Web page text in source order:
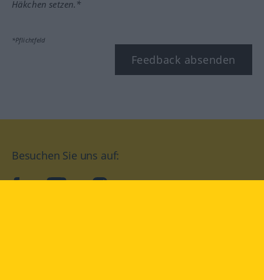
Häkchen setzen.*
*Pflichtfeld
Feedback absenden
Besuchen Sie uns auf:
facebookYouTube Instagram